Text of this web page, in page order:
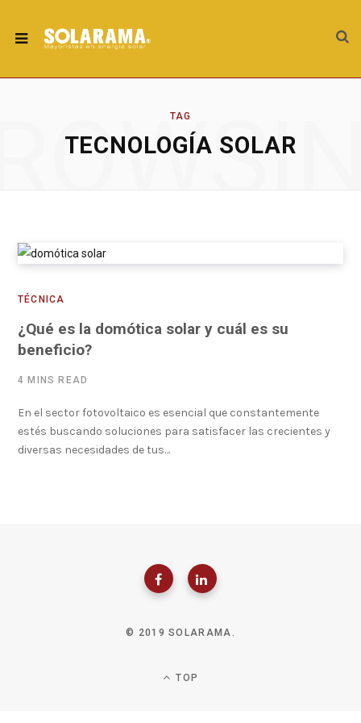
TAG
TECNOLOGÍA SOLAR
TÉCNICA
¿Qué es la domótica solar y cuál es su
beneficio?
4 MINS READ
En el sector fotovoltaico es esencial que constantemente
estés buscando soluciones para satisfacer las crecientes y
diversas necesidades de tus…
© 2019 SOLARAMA.
TOP